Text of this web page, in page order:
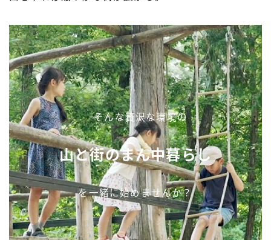
そんな贅沢な環境の
山と街のまん中暮らし
を一緒に始めませんか？